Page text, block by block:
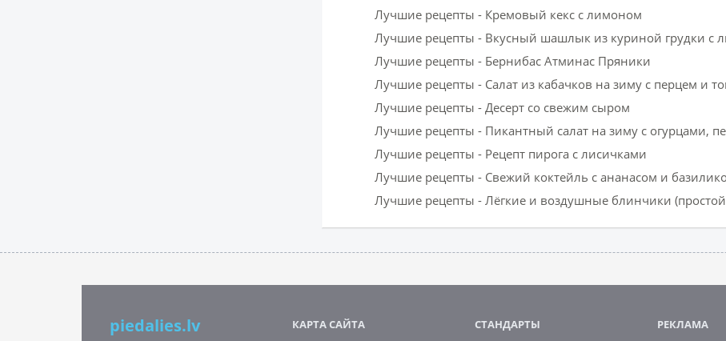
Лучшие рецепты - Кремовый кекс с лимоном
Лучшие рецепты - Вкусный шашлык из куриной грудки с
Лучшие рецепты - Бернибас Атминас Пряники
Лучшие рецепты - Салат из кабачков на зиму с перцем и
Лучшие рецепты - Десерт со свежим сыром
Лучшие рецепты - Пикантный салат на зиму с огурцами,
Лучшие рецепты - Рецепт пирога с лисичками
Лучшие рецепты - Свежий коктейль с ананасом и
Лучшие рецепты - Лёгкие и воздушные блинчики (простой
piedalies.lv КАРТА САЙТА СТАНДАРТЫ РЕКЛАМА